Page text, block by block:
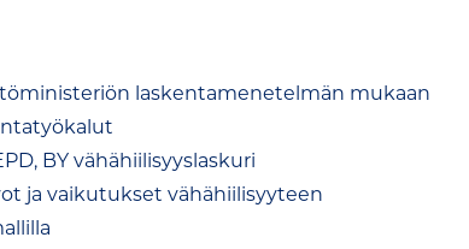
laskentamenetelmän mukaan
BY vähähiilisyyslaskuri
ja vaikutukset vähähiilisyyteen